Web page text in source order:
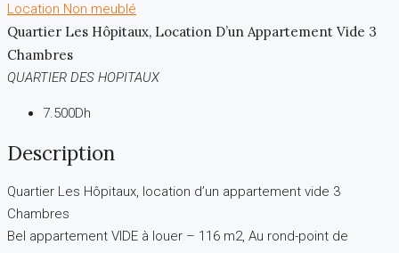
Location Non meublé
Quartier Les Hôpitaux, Location D’un Appartement Vide 3
Chambres
QUARTIER DES HOPITAUX
7.500Dh
Description
Quartier Les Hôpitaux, location d’un appartement vide 3
Chambres
Bel appartement VIDE à louer – 116 m2, Au rond-point de